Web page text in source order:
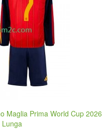
Maglia Prima World Cup 2026
Lunga